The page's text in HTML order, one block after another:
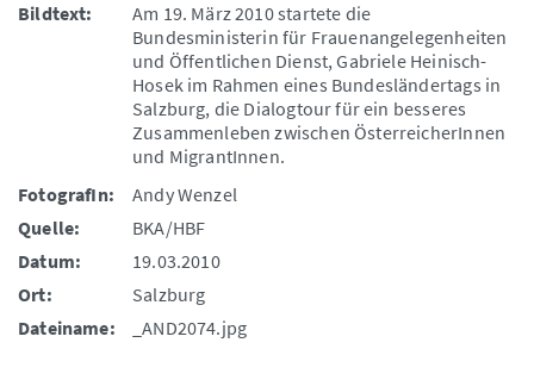
Bildtext:
Am 19. März 2010 startete die
Bundesministerin für Frauenangelegenheiten
und Öffentlichen Dienst, Gabriele Heinisch-
Hosek im Rahmen eines Bundesländertags in
Salzburg, die Dialogtour für ein besseres
Zusammenleben zwischen ÖsterreicherInnen
und MigrantInnen.
FotografIn:
Andy Wenzel
Quelle:
BKA/HBF
Datum:
19.03.2010
Ort:
Salzburg
Dateiname:
_AND2074.jpg